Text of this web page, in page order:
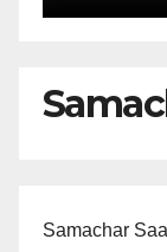
Samachar